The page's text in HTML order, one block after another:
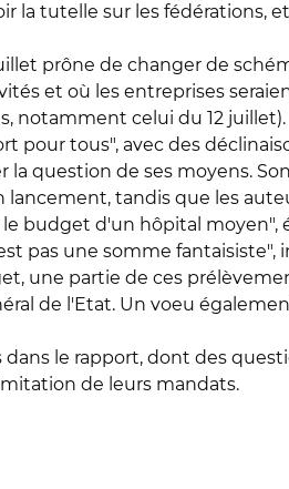
la tutelle sur les fédérations,
prône de changer de
et où les entreprises
notamment celui du 12 juillet).
pour tous", avec des
question de ses moyens.
tandis que les
budget d'un hôpital moyen",
pas une somme fantaisiste",
une partie de ces
de l'Etat. Un voeu
le rapport, dont des
de leurs mandats.